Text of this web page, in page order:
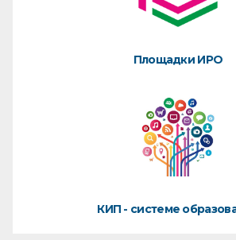
Площадки ИРО
КИП - системе